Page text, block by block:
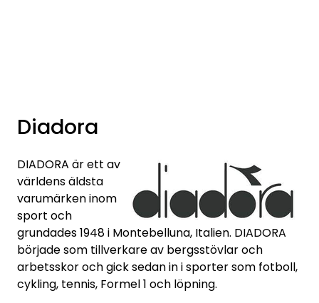
Diadora
DIADORA är ett av
världens äldsta
varumärken inom
sport och
grundades 1948 i Montebelluna, Italien. DIADORA
började som tillverkare av bergsstövlar och
arbetsskor och gick sedan in i sporter som fotboll,
cykling, tennis, Formel 1 och löpning.
Mediaportalen